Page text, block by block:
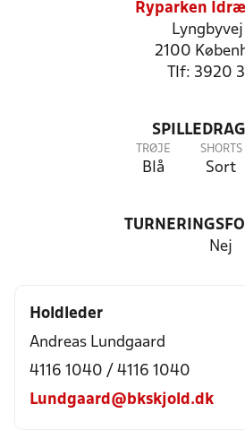
Ryparken
Lyngbyvej
2100
Tlf: 3920
TRØJE
Blå
SHORTS
Sort
Nej
Holdleder
Andreas Lundgaard
4116 1040 / 4116 1040
Lundgaard@bkskjold.dk